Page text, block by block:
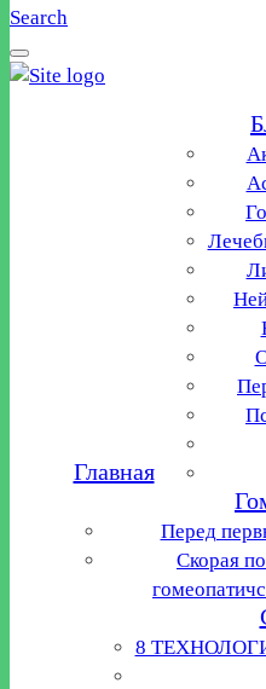
Search
Главная
Перед
Скорая
8